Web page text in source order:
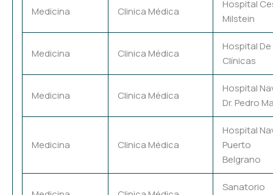
Medicina Clinica Médica
Hospital
Milstein
Medicina Clinica Médica
Hospital De
Clínicas
Medicina Clinica Médica
Hospital
Dr. Pedro
Medicina Clinica Médica
Hospital
Puerto
Belgrano
Sanatorio